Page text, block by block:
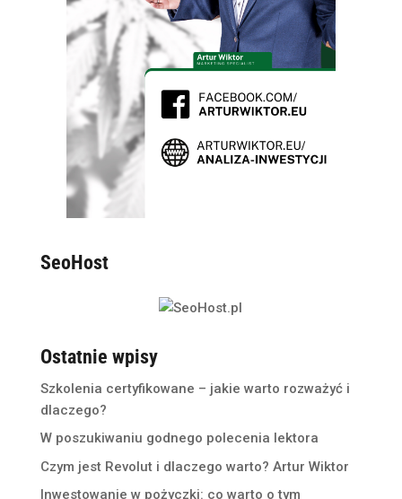
SeoHost
Ostatnie wpisy
Szkolenia certyfikowane – jakie warto rozważyć i
dlaczego?
W poszukiwaniu godnego polecenia lektora
Czym jest Revolut i dlaczego warto? Artur Wiktor
Inwestowanie w pożyczki: co warto o tym